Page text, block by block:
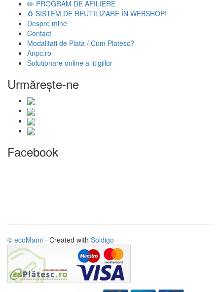
✏️ PROGRAM DE AFILIERE
♻️ SISTEM DE REUTILIZARE ÎN WEBSHOP!
Despre mine
Contact
Modalitati de Plata / Cum Platesc?
Anpc.ro
Solutionare online a litigiilor
Urmăreşte-ne
Facebook
© ecoMami - Created with Soldigo